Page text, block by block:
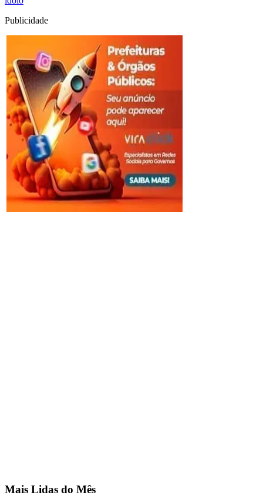
Publicidade
Mais Lidas do Mês